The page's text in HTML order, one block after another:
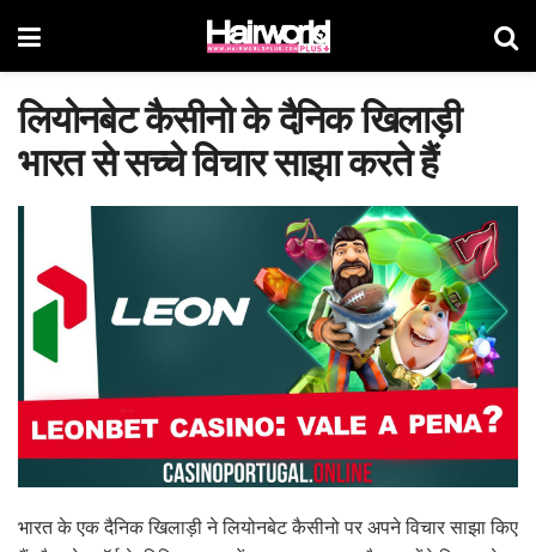
लियोनबेट कैसीनो के दैनिक खिलाड़ी
भारत से सच्चे विचार साझा करते हैं
भारत के एक दैनिक खिलाड़ी ने लियोनबेट कैसीनो पर अपने विचार साझा किए